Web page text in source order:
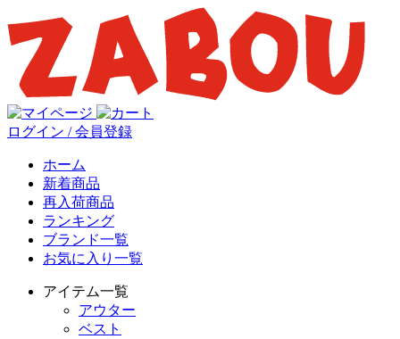
ログイン / 会員登録
ホーム
新着商品
再入荷商品
ランキング
ブランド一覧
お気に入り一覧
アイテム一覧
アウター
ベスト